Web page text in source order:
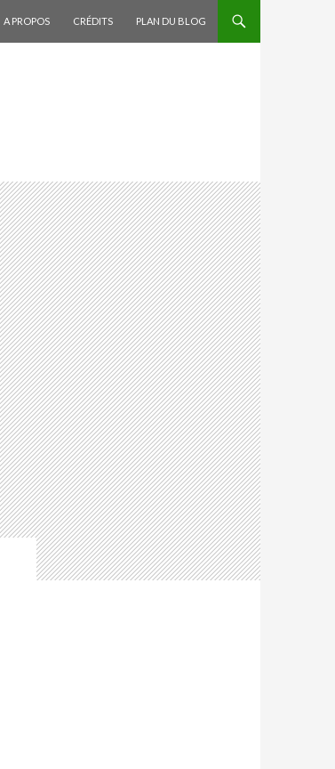
A PROPOS
CRÉDITS PLAN DU BLOG